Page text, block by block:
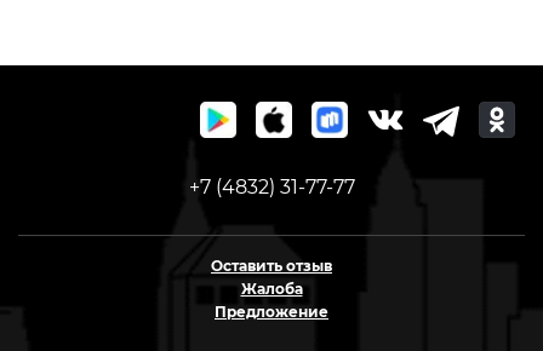
+7 (4832) 31-77-77
Оставить отзыв
Жалоба
Предложение